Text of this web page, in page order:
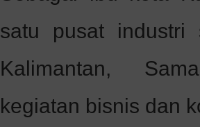
satu pusat industri
Kalimantan,
kegiatan bisnis dan